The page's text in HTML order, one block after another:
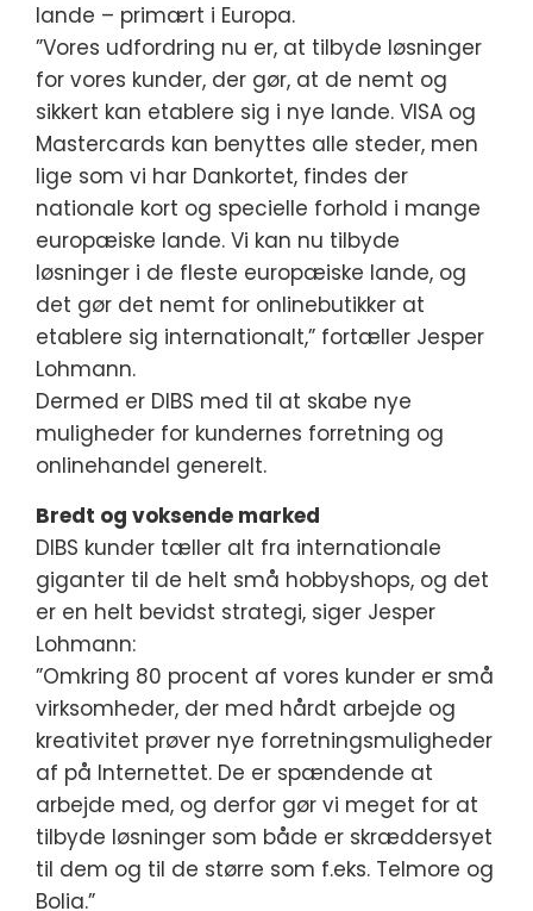
lande – primært i Europa.
”Vores udfordring nu er, at tilbyde løsninger
for vores kunder, der gør, at de nemt og
sikkert kan etablere sig i nye lande. VISA og
Mastercards kan benyttes alle steder, men
lige som vi har Dankortet, findes der
nationale kort og specielle forhold i mange
europæiske lande. Vi kan nu tilbyde
løsninger i de fleste europæiske lande, og
det gør det nemt for onlinebutikker at
etablere sig internationalt,” fortæller Jesper
Lohmann.
Dermed er DIBS med til at skabe nye
muligheder for kundernes forretning og
onlinehandel generelt.
Bredt og voksende marked
DIBS kunder tæller alt fra internationale
giganter til de helt små hobbyshops, og det
er en helt bevidst strategi, siger Jesper
Lohmann:
”Omkring 80 procent af vores kunder er små
virksomheder, der med hårdt arbejde og
kreativitet prøver nye forretningsmuligheder
af på Internettet. De er spændende at
arbejde med, og derfor gør vi meget for at
tilbyde løsninger som både er skræddersyet
til dem og til de større som f.eks. Telmore og
Bolia.”